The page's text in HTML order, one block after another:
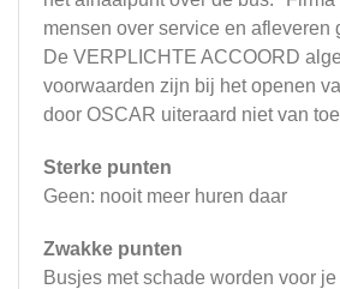
mensen over service en afleveren
De VERPLICHTE ACCOORD
voorwaarden zijn bij het openen
door OSCAR uiteraard niet van
Sterke punten
Geen: nooit meer huren daar
Zwakke punten
Busjes met schade worden voor